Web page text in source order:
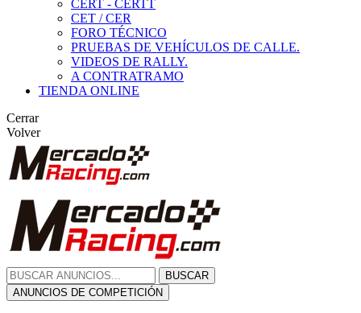
CERT - CERTT
CET / CER
FORO TÉCNICO
PRUEBAS DE VEHÍCULOS DE CALLE.
VIDEOS DE RALLY.
A CONTRATRAMO
TIENDA ONLINE
Cerrar
Volver
BUSCAR
ANUNCIOS DE COMPETICIÓN